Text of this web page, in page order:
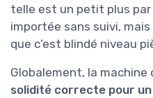
telle est un petit plus
importée sans suivi, mais
que c’est blindé niveau
Globalement, la machine
solidité correcte pour